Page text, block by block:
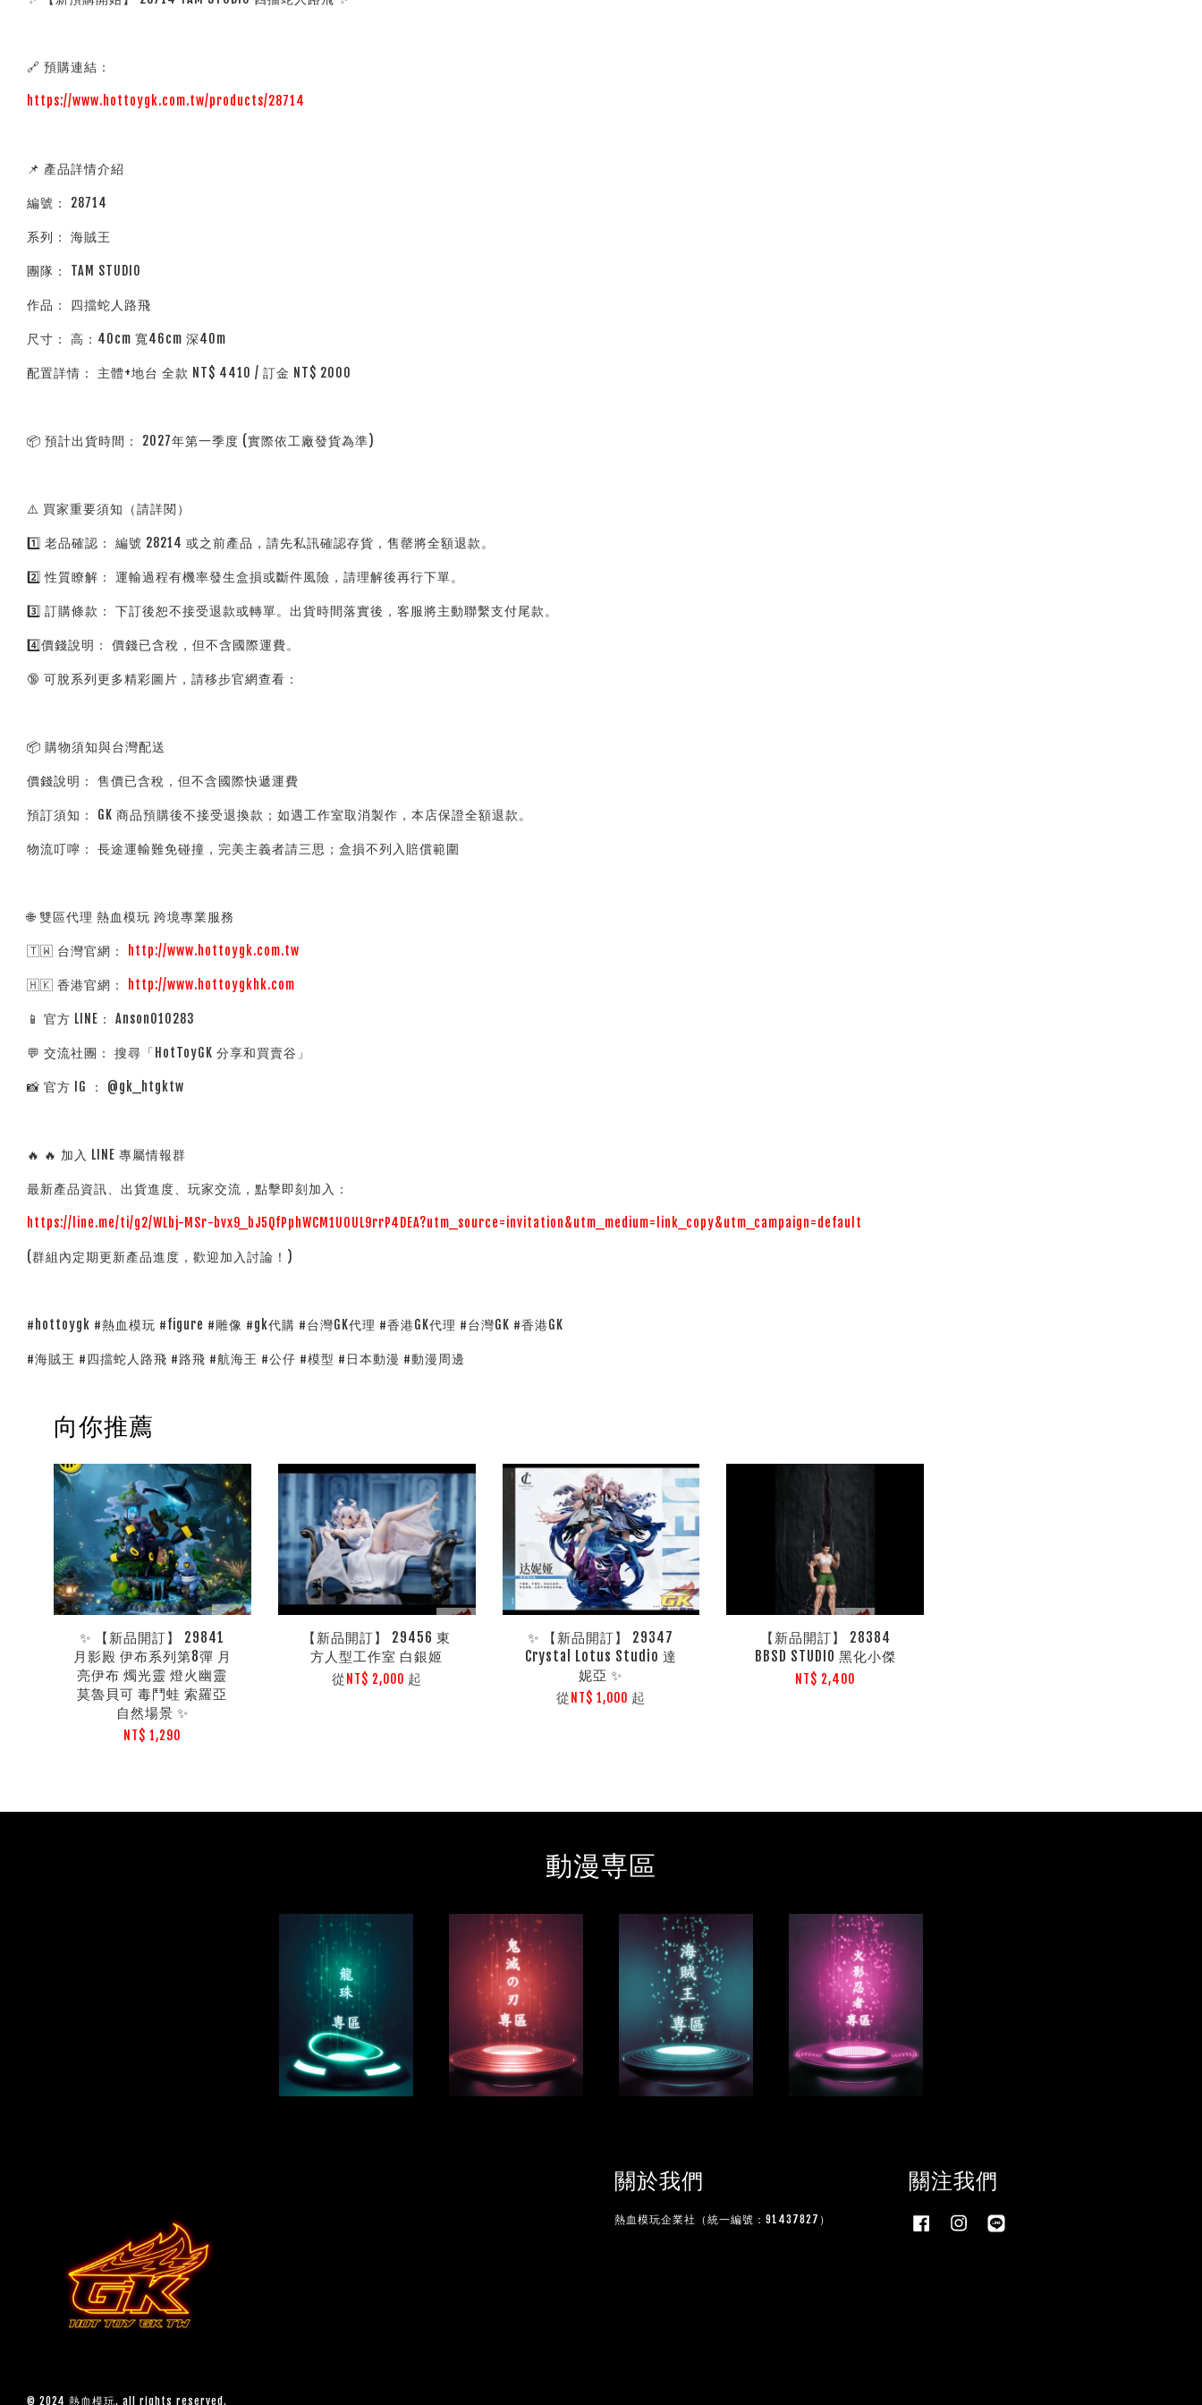
🔗 預購連結：
https://www.hottoygk.com.tw/products/28714
📌 產品詳情介紹
編號： 28714
系列： 海賊王
團隊： TAM STUDIO
作品： 四擋蛇人路飛
尺寸： 高：40cm 寬46cm 深40m
配置詳情： 主體+地台 全款 NT$ 4410 / 訂金 NT$ 2000
📦 預計出貨時間： 2027年第一季度 (實際依工廠發貨為準)
⚠️ 買家重要須知（請詳閱）
1️⃣ 老品確認： 編號 28214 或之前產品，請先私訊確認存貨，售罄將全額退款。
2️⃣ 性質瞭解： 運輸過程有機率發生盒損或斷件風險，請理解後再行下單。
3️⃣ 訂購條款： 下訂後恕不接受退款或轉單。出貨時間落實後，客服將主動聯繫支付尾款。
4️⃣價錢說明： 價錢已含稅，但不含國際運費。
🔞 可脫系列更多精彩圖片，請移步官網查看：
📦 購物須知與台灣配送
價錢說明： 售價已含稅，但不含國際快遞運費
預訂須知： GK 商品預購後不接受退換款；如遇工作室取消製作，本店保證全額退款。
物流叮嚀： 長途運輸難免碰撞，完美主義者請三思；盒損不列入賠償範圍
🌐 雙區代理 熱血模玩 跨境專業服務
🇹🇼 台灣官網： http://www.hottoygk.com.tw
🇭🇰 香港官網： http://www.hottoygkhk.com
📱 官方 LINE： Anson010283
💬 交流社團： 搜尋「HotToyGK 分享和買賣谷」
📸 官方 IG ： @gk_htgktw
🔥 🔥 加入 LINE 專屬情報群
最新產品資訊、出貨進度、玩家交流，點擊即刻加入：
https://line.me/ti/g2/WLbj-MSr-bvx9_bJ5QfPphWCM1UOUL9rrP4DEA?utm_source=invitation&utm_medium=link_copy&utm_campaign=default
(群組內定期更新產品進度，歡迎加入討論！)
#hottoygk #熱血模玩 #figure #雕像 #gk代購 #台灣GK代理 #香港GK代理 #台灣GK #香港GK
#海賊王 #四擋蛇人路飛 #路飛 #航海王 #公仔 #模型 #日本動漫 #動漫周邊
向你推薦
✨ 【新品開訂】 29841
月影殿 伊布系列第8彈 月
亮伊布 燭光靈 燈火幽靈
莫魯貝可 毒鬥蛙 索羅亞
自然場景 ✨
NT$ 1,290
【新品開訂】 29456 東
方人型工作室 白銀姬
從 NT$ 2,000 起
✨ 【新品開訂】 29347
Crystal Lotus Studio 達
妮亞 ✨
從 NT$ 1,000 起
【新品開訂】 28384
BBSD STUDIO 黑化小傑
NT$ 2,400
動漫専區
© 2024 熱血模玩, all rights reserved.
關於我們
熱血模玩企業社（統一編號：91437827）
關注我們
Facebook Instagram